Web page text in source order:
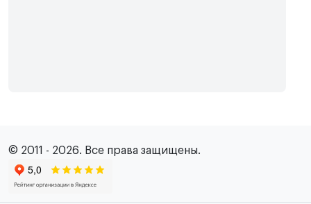
© 2011 - 2026. Все права защищены.